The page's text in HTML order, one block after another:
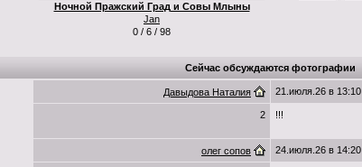
Ночной Пражский Град и Совы Млыны
Jan
0 / 6 / 98
Сейчас обсуждаются фотографии
Давыдова Наталия 21.июля.26 в 13:10
2 !!!
олег сопов 24.июля.26 в 14:20